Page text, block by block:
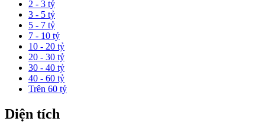
2 - 3 tỷ
3 - 5 tỷ
5 - 7 tỷ
7 - 10 tỷ
10 - 20 tỷ
20 - 30 tỷ
30 - 40 tỷ
40 - 60 tỷ
Trên 60 tỷ
Diện tích